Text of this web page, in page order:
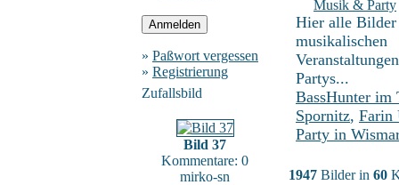
» Paßwort vergessen
» Registrierung
Zufallsbild
Bild 37
Kommentare: 0
mirko-sn
Musik & Party
Hier alle
musikalischen
Partys...
BassHunter im
Spornitz, Farin
Party in
1947 Bilder in 60